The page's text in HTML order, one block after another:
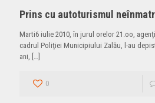
Prins cu autoturismul
Marti6 iulie 2010, în jurul orelor 21.oo,
cadrul Poliţiei Municipiului Zalău, l-au
ani, […]
0